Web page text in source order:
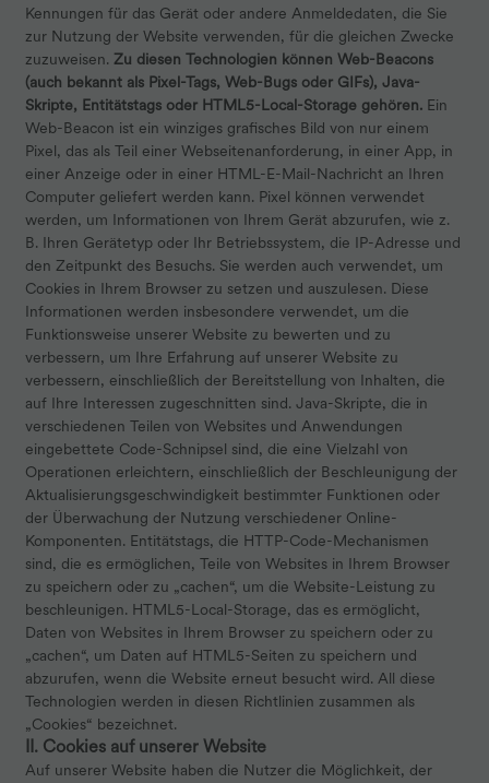
Kennungen für das Gerät oder andere Anmeldedaten, die Sie
zur Nutzung der Website verwenden, für die gleichen Zwecke
zuzuweisen. Zu diesen Technologien können Web-Beacons
(auch bekannt als Pixel-Tags, Web-Bugs oder GIFs), Java-
Skripte, Entitätstags oder HTML5-Local-Storage gehören. Ein
Web-Beacon ist ein winziges grafisches Bild von nur einem
Pixel, das als Teil einer Webseitenanforderung, in einer App, in
einer Anzeige oder in einer HTML-E-Mail-Nachricht an Ihren
Computer geliefert werden kann. Pixel können verwendet
werden, um Informationen von Ihrem Gerät abzurufen, wie z.
B. Ihren Gerätetyp oder Ihr Betriebssystem, die IP-Adresse und
den Zeitpunkt des Besuchs. Sie werden auch verwendet, um
Cookies in Ihrem Browser zu setzen und auszulesen. Diese
Informationen werden insbesondere verwendet, um die
Funktionsweise unserer Website zu bewerten und zu
verbessern, um Ihre Erfahrung auf unserer Website zu
verbessern, einschließlich der Bereitstellung von Inhalten, die
auf Ihre Interessen zugeschnitten sind. Java-Skripte, die in
verschiedenen Teilen von Websites und Anwendungen
eingebettete Code-Schnipsel sind, die eine Vielzahl von
Operationen erleichtern, einschließlich der Beschleunigung der
Aktualisierungsgeschwindigkeit bestimmter Funktionen oder
der Überwachung der Nutzung verschiedener Online-
Komponenten. Entitätstags, die HTTP-Code-Mechanismen
sind, die es ermöglichen, Teile von Websites in Ihrem Browser
zu speichern oder zu „cachen“, um die Website-Leistung zu
beschleunigen. HTML5-Local-Storage, das es ermöglicht,
Daten von Websites in Ihrem Browser zu speichern oder zu
„cachen“, um Daten auf HTML5-Seiten zu speichern und
abzurufen, wenn die Website erneut besucht wird. All diese
Technologien werden in diesen Richtlinien zusammen als
„Cookies“ bezeichnet.
II. Cookies auf unserer Website
Auf unserer Website haben die Nutzer die Möglichkeit, der